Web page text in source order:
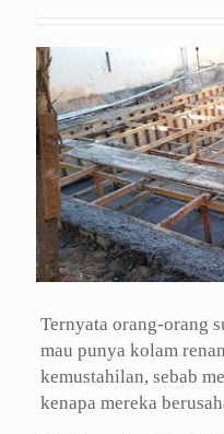
Ternyata orang-orang
mau punya kolam
kemustahilan, sebab
kenapa mereka